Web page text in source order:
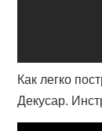
Как легко
Декусар.